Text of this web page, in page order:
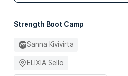
Strength Boot Camp
Sanna Kivivirta
ELIXIA Sello